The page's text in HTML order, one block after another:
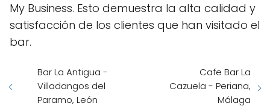
My Business. Esto demuestra la alta calidad y
satisfacción de los clientes que han visitado el
bar.
Bar La Antigua -
Villadangos del
Paramo, León
Cafe Bar La
Cazuela - Periana,
Málaga